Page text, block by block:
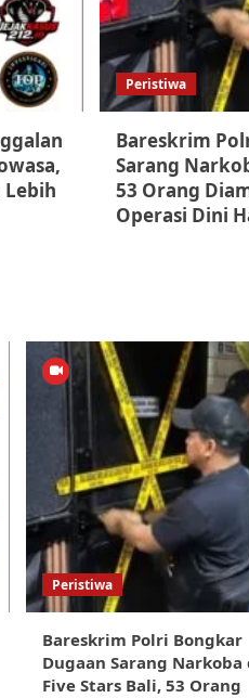
Lebih
Peristiwa
Bareskrim
Sarang
53 Orang
Operasi Dini
Peristiwa
Bareskrim Polri Bongkar
Dugaan Sarang Narkoba
Five Stars Bali, 53 Orang